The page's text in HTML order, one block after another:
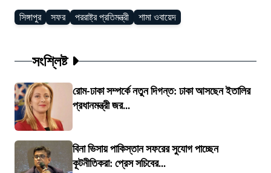
সিঙ্গাপুর সফর পররাষ্ট্র প্রতিমন্ত্রী শামা ওবায়েদ
সংশ্লিষ্ট
রোম-ঢাকা সম্পর্কে নতুন দিগন্ত: ঢাকা আসছেন ইতালির
প্রধানমন্ত্রী জর...
বিনা ভিসায় পাকিস্তান সফরের সুযোগ পাচ্ছেন
কূটনীতিকরা: প্রেস সচিবের...